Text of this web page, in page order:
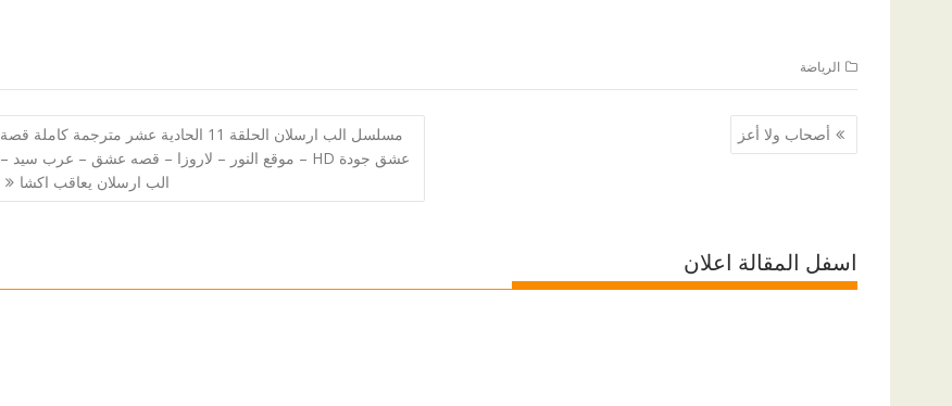
الرياضة
تصفّح
المقالات
أصحاب ولا أعز
مسلسل الب ارسلان الحلقة 11 الحادية عشر مترجمة كاملة قصة
عشق جودة HD – موقع النور – لاروزا – قصه عشق – عرب سيد –
الب ارسلان يعاقب اكشا
اسفل المقالة اعلان